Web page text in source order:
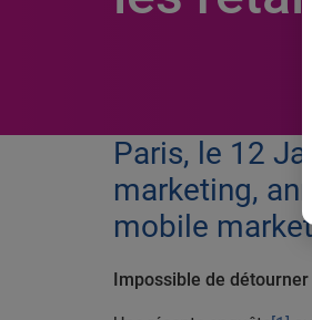
Paris, le 12
marketing,
mobile
Impossible de